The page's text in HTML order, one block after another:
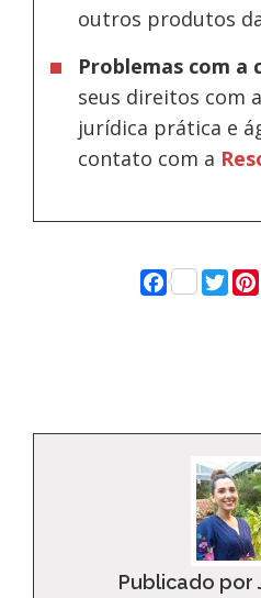
outros produtos
Problemas com a
seus direitos com
jurídica prática e
contato com a
Publicado por